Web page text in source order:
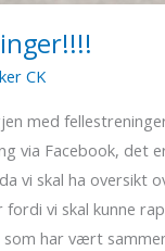
CK
med
via Facebook, det
vi skal ha oversikt
vi skal kunne
har vært